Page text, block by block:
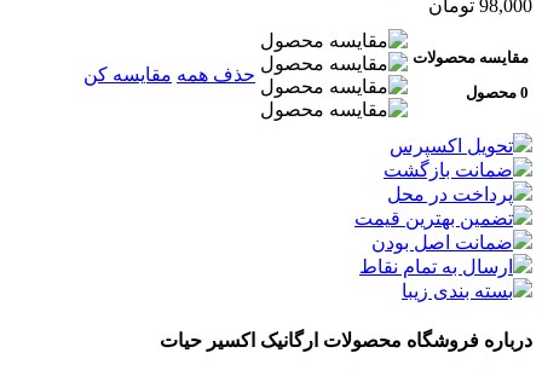
98,000 تومان
مقایسه محصولات
0 محصول
حذف همه مقایسه کن
تحویل اکسپرس
ضمانت بازگشت
پرداخت در محل
تضمین بهترین قیمت
ضمانت اصل بودن
ارسال به تمام نقاط
بسته بندی زیبا
درباره فروشگاه محصولات ارگانیک اکسیر حیات